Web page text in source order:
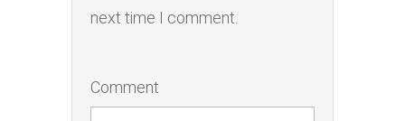
next time I comment.
Comment